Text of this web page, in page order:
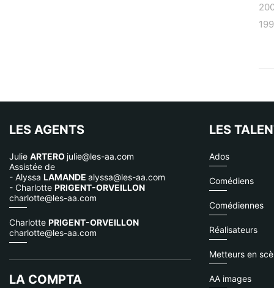
LES AGENTS
Julie ARTERO julie@les-aa.com
Assistée de
- Alyssa LAMANDE alyssa@les-aa.com
- Charlotte PRIGENT-ORVEILLON
charlotte@les-aa.com
Charlotte PRIGENT-ORVEILLON
charlotte@les-aa.com
LA COMPTA
LES
Ados
Comédiens
Comédiennes
Réalisateurs
Metteurs en
AA images